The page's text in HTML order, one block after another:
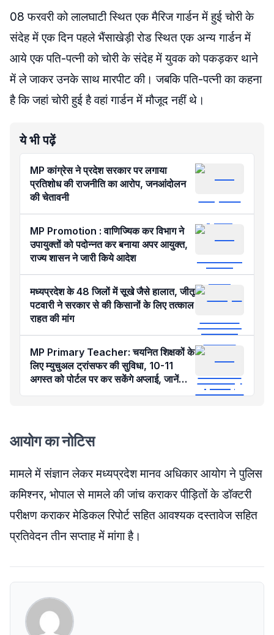
08 फरवरी को लालघाटी स्थित एक मैरिज गार्डन में हुई चोरी के
संदेह में एक दिन पहले भैंसाखेड़ी रोड स्थित एक अन्‍य गार्डन में
आये एक पति-पत्नी को चोरी के संदेह में युवक को पकड़कर थाने
में ले जाकर उनके साथ मारपीट की। जबकि पति-पत्नी का कहना
है कि जहां चोरी हुई है वहां गार्डन में मौजूद नहीं थे।
ये भी पढ़ें
MP कांग्रेस ने प्रदेश सरकार पर लगाया
प्रतिशोध की राजनीति का आरोप, जनआंदोलन
की चेतावनी
MP Promotion : वाणिज्यिक कर विभाग ने
उपायुक्तों को पदोन्नत कर बनाया अपर आयुक्त,
राज्य शासन ने जारी किये आदेश
मध्यप्रदेश के 48 जिलों में सूखे जैसे हालात, जीतू
पटवारी ने सरकार से की किसानों के लिए तत्काल
राहत की मांग
MP Primary Teacher: चयनित शिक्षकों के
लिए म्युचुअल ट्रांसफर की सुविधा, 10-11
अगस्त को पोर्टल पर कर सकेंगे अप्लाई, जानें
नियम-शर्तें
आयोग का नोटिस
मामले में संज्ञान लेकर मध्यप्रदेश मानव अधिकार आयोग ने पुलिस
कमिश्नर, भोपाल से मामले की जांच कराकर पीड़ितों के डॉक्टरी
परीक्षण कराकर मेडिकल रिपोर्ट सहित आवश्‍यक दस्‍तावेज सहित
प्रतिवेदन तीन सप्‍ताह में मांगा है।